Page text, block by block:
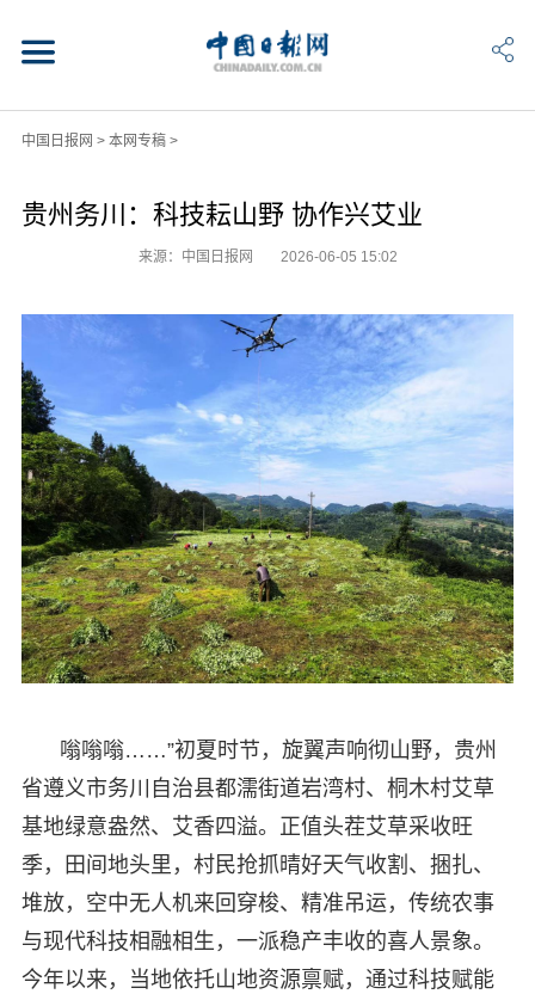
中国日报网 > 本网专稿>
贵州务川：科技耘山野 协作兴艾业
来源：中国日报网 2026-06-05 15:02
嗡嗡嗡……”初夏时节，旋翼声响彻山野，贵州
省遵义市务川自治县都濡街道岩湾村、桐木村艾草
基地绿意盎然、艾香四溢。正值头茬艾草采收旺
季，田间地头里，村民抢抓晴好天气收割、捆扎、
堆放，空中无人机来回穿梭、精准吊运，传统农事
与现代科技相融相生，一派稳产丰收的喜人景象。
今年以来，当地依托山地资源禀赋，通过科技赋能